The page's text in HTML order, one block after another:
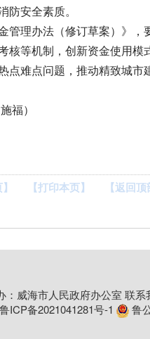
安全素质。
管理办法（修订草案）》，
核等机制，创新资金使用模
点难点问题，推动精致城市
福）
【打印本页】 【返回顶
：威海市人民政府办公室 联系
鲁ICP备2021041281号-1 鲁